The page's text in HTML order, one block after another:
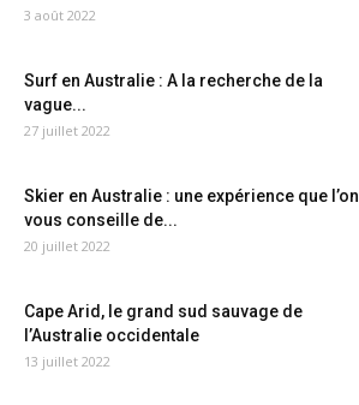
3 août 2022
Surf en Australie : A la recherche de la
vague...
27 juillet 2022
Skier en Australie : une expérience que l’on
vous conseille de...
20 juillet 2022
Cape Arid, le grand sud sauvage de
l’Australie occidentale
13 juillet 2022